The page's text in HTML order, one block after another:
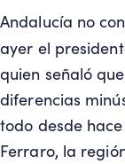
Andalucía no
ayer el
quien señaló
diferencias
todo desde
Ferraro, la